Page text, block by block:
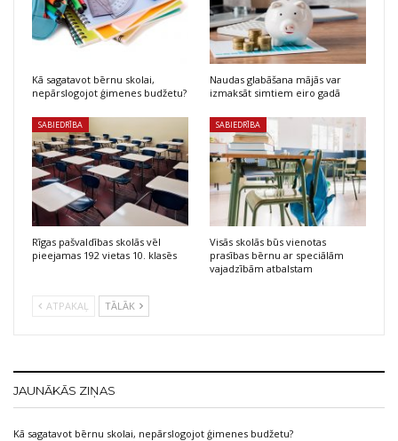
Kā sagatavot bērnu skolai,
nepārslogojot ģimenes budžetu?
Naudas glabāšana mājās var
izmaksāt simtiem eiro gadā
SABIEDRĪBA
Rīgas pašvaldības skolās vēl
pieejamas 192 vietas 10. klasēs
SABIEDRĪBA
Visās skolās būs vienotas
prasības bērnu ar speciālām
vajadzībām atbalstam
ATPAKAĻ TĀLĀK
JAUNĀKĀS ZIŅAS
Kā sagatavot bērnu skolai, nepārslogojot ģimenes budžetu?